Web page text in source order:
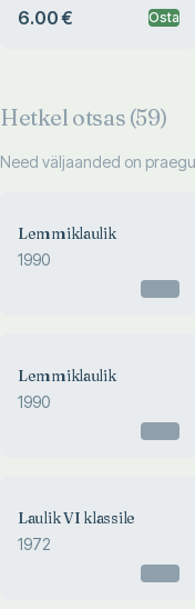
6.00 € Osta
Hetkel otsas (59)
Need väljaanded on
Lemmiklaulik
1990
Lemmiklaulik
1990
Laulik VI klassile
1972